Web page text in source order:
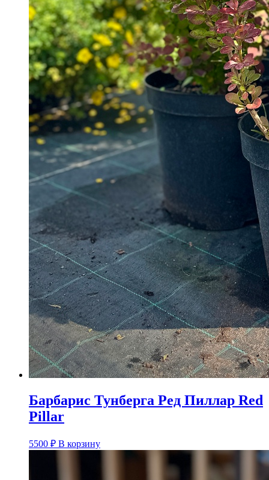
Барбарис Тунберга Ред Пиллар Red
Pillar
5500 ₽ В корзину